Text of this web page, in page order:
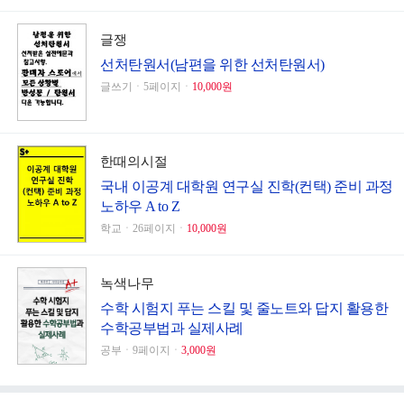
글쟁
선처탄원서(남편을 위한 선처탄원서)
글쓰기ㆍ5페이지ㆍ 10,000원
한때의시절
국내 이공계 대학원 연구실 진학(컨택) 준비 과정
노하우 A to Z
학교ㆍ26페이지ㆍ 10,000원
녹색나무
수학 시험지 푸는 스킬 및 줄노트와 답지 활용한
수학공부법과 실제사례
공부ㆍ9페이지ㆍ 3,000원